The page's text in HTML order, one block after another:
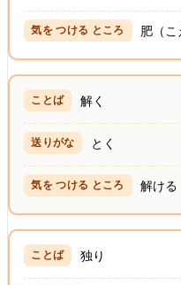
肥（
解く
とく
解ける
独り